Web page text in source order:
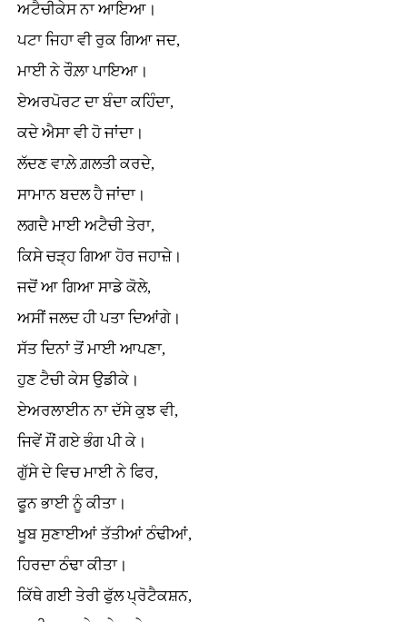
ਅਟੈਚੀਕੇਸ ਨਾ ਆਇਆ।
ਪਟਾ ਜਿਹਾ ਵੀ ਰੁਕ ਗਿਆ ਜਦ,
ਮਾਈ ਨੇ ਰੌਲ਼ਾ ਪਾਇਆ।
ਏਅਰਪੋਰਟ ਦਾ ਬੰਦਾ ਕਹਿੰਦਾ,
ਕਦੇ ਐਸਾ ਵੀ ਹੋ ਜਾਂਦਾ।
ਲੱਦਣ ਵਾਲ਼ੇ ਗ਼ਲਤੀ ਕਰਦੇ,
ਸਾਮਾਨ ਬਦਲ ਹੈ ਜਾਂਦਾ।
ਲਗਦੈ ਮਾਈ ਅਟੈਚੀ ਤੇਰਾ,
ਕਿਸੇ ਚੜ੍ਹ ਗਿਆ ਹੋਰ ਜਹਾਜ਼ੇ।
ਜਦੋਂ ਆ ਗਿਆ ਸਾਡੇ ਕੋਲੇ,
ਅਸੀਂ ਜਲਦ ਹੀ ਪਤਾ ਦਿਆਂਗੇ।
ਸੱਤ ਦਿਨਾਂ ਤੋਂ ਮਾਈ ਆਪਣਾ,
ਹੁਣ ਟੈਚੀ ਕੇਸ ਉਡੀਕੇ।
ਏਅਰਲਾਈਨ ਨਾ ਦੱਸੇ ਕੁਝ ਵੀ,
ਜਿਵੇਂ ਸੌਂ ਗਏ ਭੰਗ ਪੀ ਕੇ।
ਗੁੱਸੇ ਦੇ ਵਿਚ ਮਾਈ ਨੇ ਫਿਰ,
ਫੂਨ ਭਾਈ ਨੂੰ ਕੀਤਾ।
ਖੂਬ ਸੁਣਾਈਆਂ ਤੱਤੀਆਂ ਠੰਢੀਆਂ,
ਹਿਰਦਾ ਠੰਢਾ ਕੀਤਾ।
ਕਿੱਥੇ ਗਈ ਤੇਰੀ ਫੁੱਲ ਪ੍ਰੋਟੈਕਸ਼ਨ,